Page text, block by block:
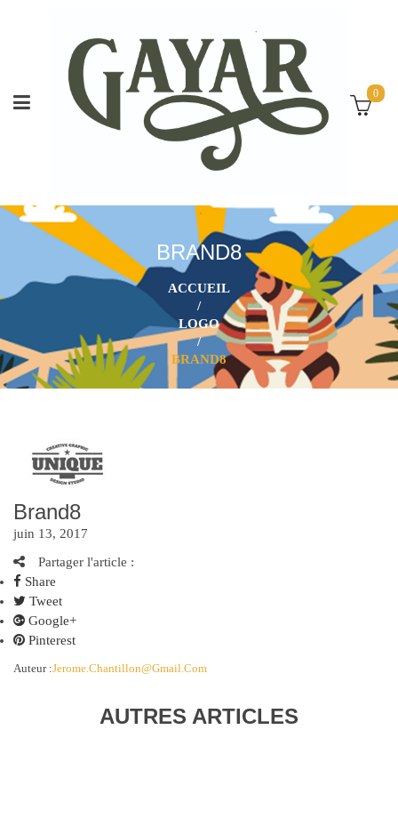
0
BRAND8
ACCUEIL
/
LOGO
/
BRAND8
Brand8
juin 13, 2017
Partager l'article :
Share
Tweet
Google+
Pinterest
Auteur :Jerome.chantillon@gmail.com
AUTRES ARTICLES